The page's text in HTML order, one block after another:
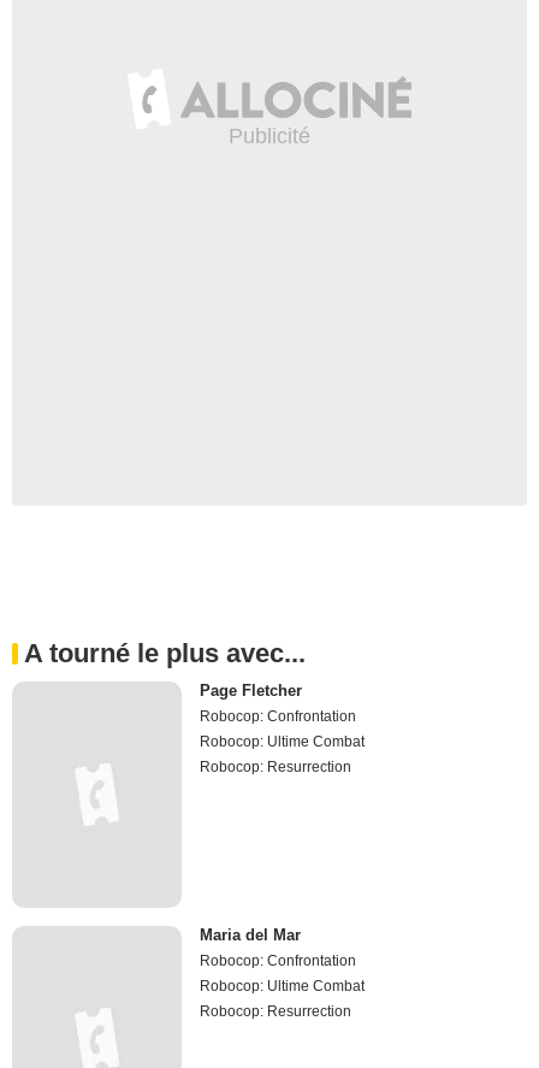
A tourné le plus avec...
Page Fletcher
Robocop: Confrontation
Robocop: Ultime Combat
Robocop: Resurrection
Maria del Mar
Robocop: Confrontation
Robocop: Ultime Combat
Robocop: Resurrection